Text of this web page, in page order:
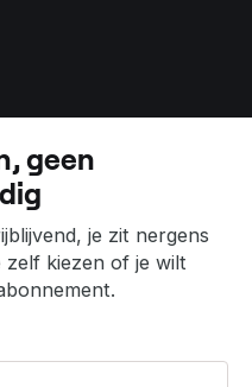
geen
je zit nergens
kiezen of je wilt